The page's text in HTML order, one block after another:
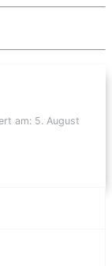
am: 5. August